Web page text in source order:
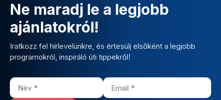
Ne maradj le a legjobb
ajánlatokról!
Iratkozz fel hírlevelünkre, és értesülj elsőként a legjobb
programokról, inspiráló úti tippekről!